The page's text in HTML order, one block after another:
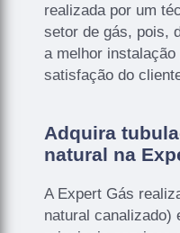
realizada por um
setor de gás, pois,
a melhor
satisfação do
Adquira
natural na
A Expert Gás
natural canalizado)